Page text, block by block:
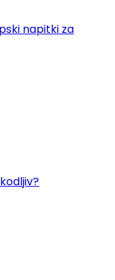
napitki za